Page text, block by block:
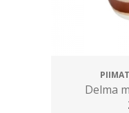
Delma